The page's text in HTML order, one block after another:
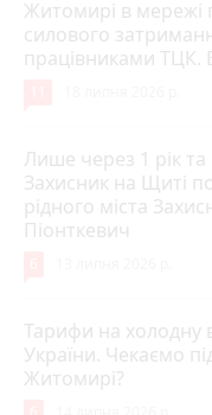
Житомирі в
силового
працівниками ТЦК.
Лише через 1 рік та
Захисник на Щиті
рідного міста
Піонткевич
Тарифи на холодну
України. Чекаємо
Житомирі?